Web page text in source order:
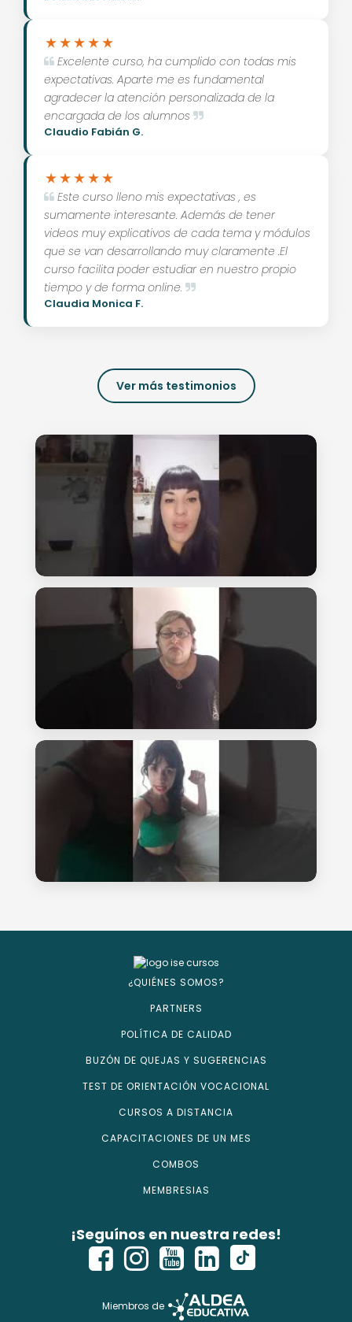
Excelente curso, ha cumplido con todas mis
expectativas. Aparte me es fundamental
agradecer la atención personalizada de la
encargada de los alumnos
Claudio Fabián G.
Este curso lleno mis expectativas , es
sumamente interesante. Además de tener
videos muy explicativos de cada tema y módulos
que se van desarrollando muy claramente .El
curso facilita poder estudiar en nuestro propio
tiempo y de forma online.
Claudia Monica F.
Ver más testimonios
¿QUIÉNES SOMOS?
PARTNERS
POLÍTICA DE CALIDAD
BUZÓN DE QUEJAS Y SUGERENCIAS
TEST DE ORIENTACIÓN VOCACIONAL
CURSOS A DISTANCIA
CAPACITACIONES DE UN MES
COMBOS
MEMBRESIAS
¡Seguínos en nuestra redes!
Miembros de